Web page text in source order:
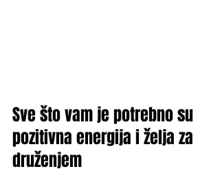
Sve što vam je potrebno su
pozitivna energija i želja za
druženjem